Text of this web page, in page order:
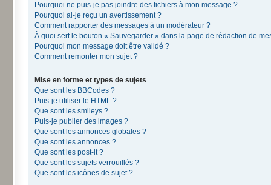
Pourquoi ne puis-je pas joindre des fichiers à mon message ?
Pourquoi ai-je reçu un avertissement ?
Comment rapporter des messages à un modérateur ?
À quoi sert le bouton « Sauvegarder » dans la page de rédaction de
Pourquoi mon message doit être validé ?
Comment remonter mon sujet ?
Mise en forme et types de sujets
Que sont les BBCodes ?
Puis-je utiliser le HTML ?
Que sont les smileys ?
Puis-je publier des images ?
Que sont les annonces globales ?
Que sont les annonces ?
Que sont les post-it ?
Que sont les sujets verrouillés ?
Que sont les icônes de sujet ?